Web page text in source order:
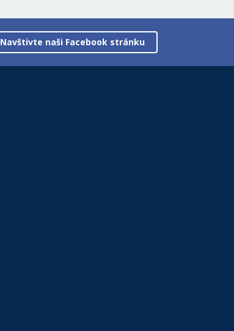
Navštivte naši Facebook stránku